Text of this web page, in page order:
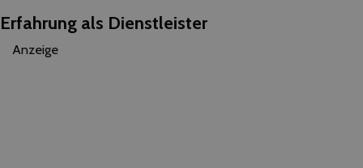
Erfahrung als Dienstleister
Anzeige